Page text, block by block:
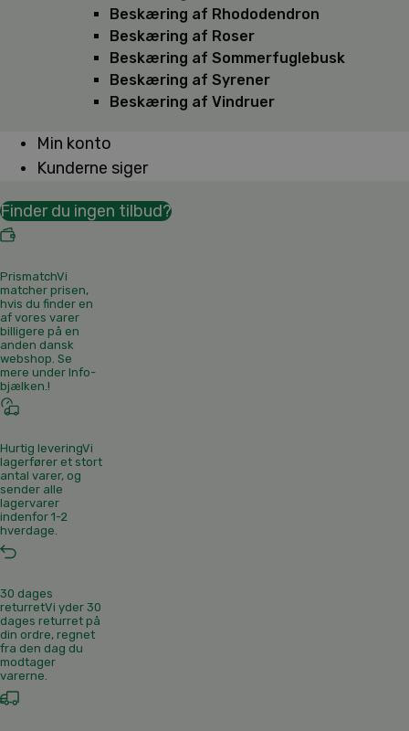
Beskæring af Rhododendron
Beskæring af Roser
Beskæring af Sommerfuglebusk
Beskæring af Syrener
Beskæring af Vindruer
Min konto
Kunderne siger
Finder du ingen tilbud?
PrismatchVi
matcher prisen,
hvis du finder en
af vores varer
billigere på en
anden dansk
webshop. Se
mere under Info-
bjælken.!
Hurtig leveringVi
lagerfører et stort
antal varer, og
sender alle
lagervarer
indenfor 1-2
hverdage.
30 dages
returretVi yder 30
dages returret på
din ordre, regnet
fra den dag du
modtager
varerne.